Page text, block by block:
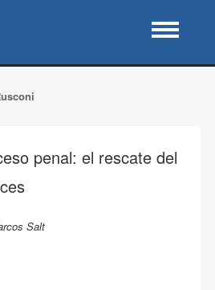
penal: el rescate del
Salt